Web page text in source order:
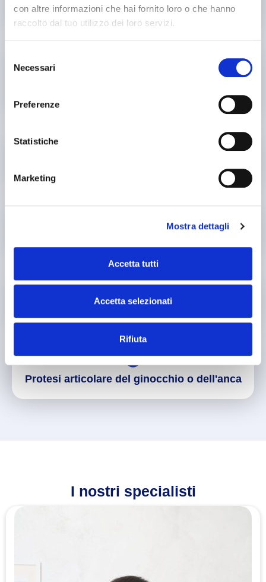
con altre informazioni che hai fornito loro o che hanno
raccolto dal tuo utilizzo dei loro servizi.
delNecessari
Preferenze
Statistiche
Marketing
Mostra dettagli
Accetta tutti
Accetta selezionati
Rifiuta
all'anca
Borsite al ginocchio
Protesi articolare del ginocchio o dell'anca
I nostri specialisti